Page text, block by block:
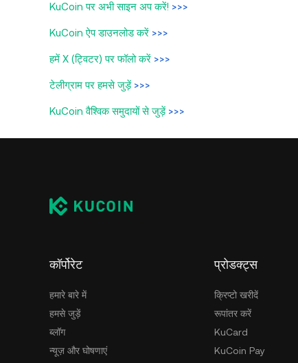
KuCoin पर अभी साइन अप करें! >>>
KuCoin ऐप डाउनलोड करें >>>
हमें X (ट्विटर) पर फॉलो करें >>>
टेलीग्राम पर हमसे जुड़ें>>>
KuCoin वैश्विक समुदायों से जुड़ें>>>
कॉर्पोरेट
हमारे बारे में
हमसे जुड़ें
ब्लॉग
न्यूज़ और घोषणाएं
प्रोडक्ट्स
क्रिप्टो खरीदें
रूपांतर करें
KuCard
KuCoin Pay